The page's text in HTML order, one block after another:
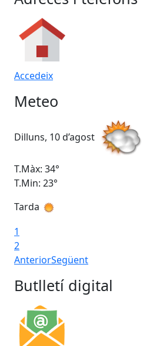
Accedeix
Meteo
Dilluns, 10 d’agost
T.Màx: 34°
T.Min: 23°
Tarda
1
2
AnteriorSegüent
Butlletí digital